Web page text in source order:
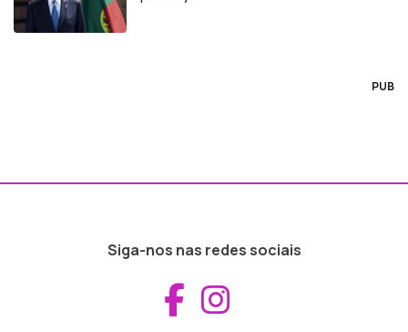
PUB
Siga-nos nas redes sociais
Aceder ao